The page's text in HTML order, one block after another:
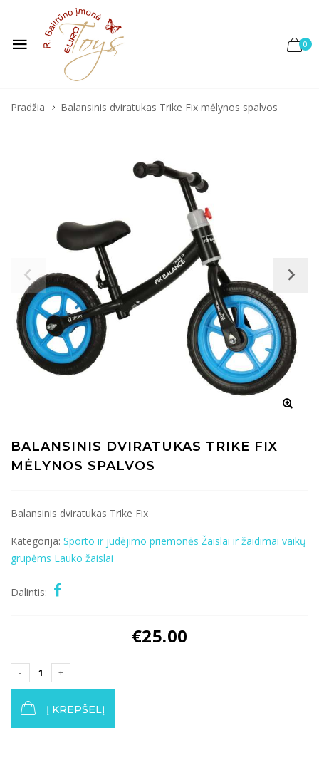
0
Pradžia Balansinis dviratukas Trike Fix mėlynos spalvos
BALANSINIS DVIRATUKAS TRIKE FIX
MĖLYNOS SPALVOS
Balansinis dviratukas Trike Fix
Kategorija: Sporto ir judėjimo priemonės Žaislai ir žaidimai vaikų
grupėms Lauko žaislai
Dalintis:
€25.00
Į KREPŠELĮ